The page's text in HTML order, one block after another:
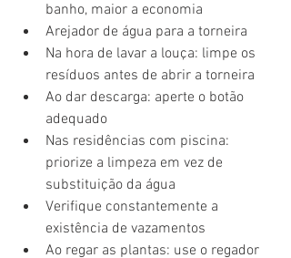
banho, maior a economia
Arejador de água para a torneira
Na hora de lavar a louça: limpe os
resíduos antes de abrir a torneira
Ao dar descarga: aperte o botão
adequado
Nas residências com piscina:
priorize a limpeza em vez de
substituição da água
Verifique constantemente a
existência de vazamentos
Ao regar as plantas: use o regador